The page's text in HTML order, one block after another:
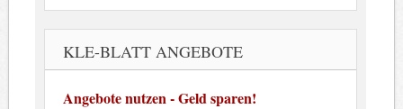
KLE-BLATT ANGEBOTE
Angebote nutzen - Geld sparen!